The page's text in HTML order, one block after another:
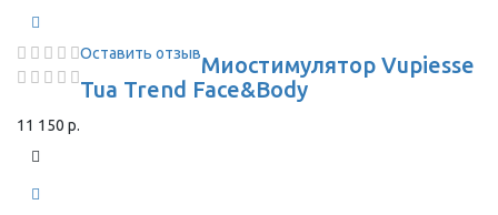
Оставить отзывМиостимулятор Vupiesse
Tua Trend Face&Body
11 150 р.